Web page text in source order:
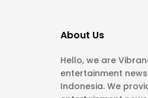
About Us
Hello, we are
entertainment
Indonesia. We